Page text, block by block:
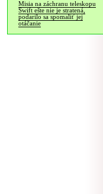
Misia na záchranu teleskopu
Swift ešte nie je stratená,
podarilo sa spomaliť jej
otáčanie